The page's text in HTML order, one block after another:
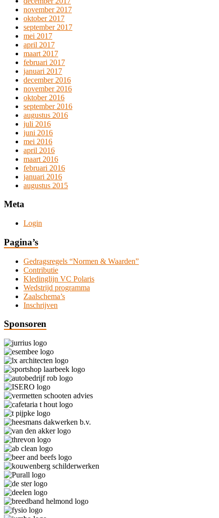
november 2017
oktober 2017
september 2017
mei 2017
april 2017
maart 2017
februari 2017
januari 2017
december 2016
november 2016
oktober 2016
september 2016
augustus 2016
juli 2016
juni 2016
mei 2016
april 2016
maart 2016
februari 2016
januari 2016
augustus 2015
Meta
Login
Pagina’s
Gedragsregels “Normen & Waarden”
Contributie
Kledinglijn VC Polaris
Wedstrijd programma
Zaalschema’s
Inschrijven
Sponsoren